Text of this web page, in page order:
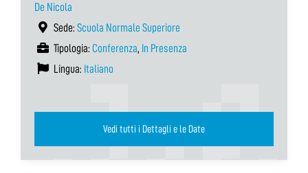
De Nicola
Sede: Scuola Normale Superiore
Tipologia: Conferenza, In Presenza
Lingua: Italiano
Vedi tutti i Dettagli e le Date